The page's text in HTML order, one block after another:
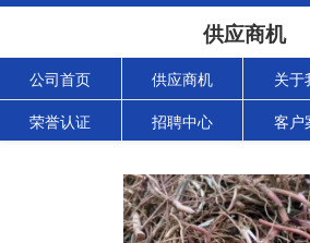
供应商机
公司首页 供应商机 关于
荣誉认证 招聘中心 客户